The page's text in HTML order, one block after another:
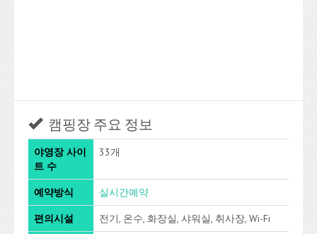
캠핑장 주요 정보
야영장 사이
트 수
33개
예약방식 실시간예약
편의시설 전기, 온수, 화장실, 샤워실, 취사장, Wi-Fi